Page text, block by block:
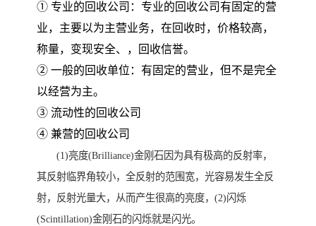
① 专业的回收公司：专业的回收公司有固定的营
业，主要以为主营业务，在回收时，价格较高，
称量，变现安全、，回收信誉。
② 一般的回收单位：有固定的营业，但不是完全
以经营为主。
③ 流动性的回收公司
④ 兼营的回收公司
(1)亮度(Brilliance)金刚石因为具有极高的反射率，
其反射临界角较小，全反射的范围宽，光容易发生全反
射，反射光量大，从而产生很高的亮度，(2)闪烁
(Scintillation)金刚石的闪烁就是闪光。